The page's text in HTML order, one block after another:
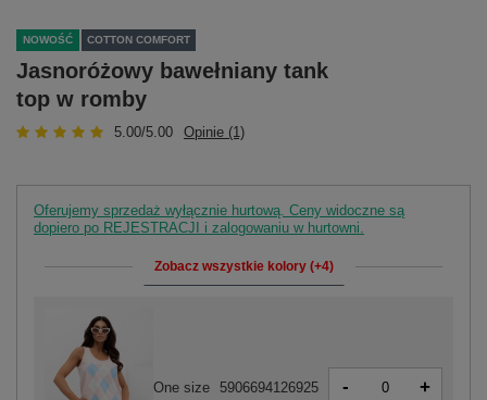
NOWOŚĆ COTTON COMFORT
Jasnoróżowy bawełniany tank
top w romby
5.00/5.00 Opinie (1)
Oferujemy sprzedaż wyłącznie hurtową. Ceny widoczne są
dopiero po REJESTRACJI i zalogowaniu w hurtowni.
Zobacz wszystkie kolory (+4)
One size 5906694126925 - +